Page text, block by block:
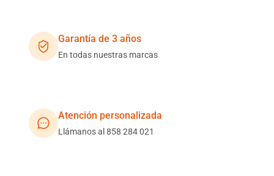
Garantía de 3 años
En todas nuestras marcas
Atención personalizada
Llámanos al 858 284 021